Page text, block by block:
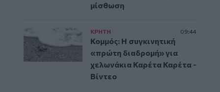
μίσθωση
ΚΡΗΤΗ 09:44
Κομμός: Η συγκινητική
«πρώτη διαδρομή» για
χελωνάκια Καρέτα Καρέτα -
Βίντεο